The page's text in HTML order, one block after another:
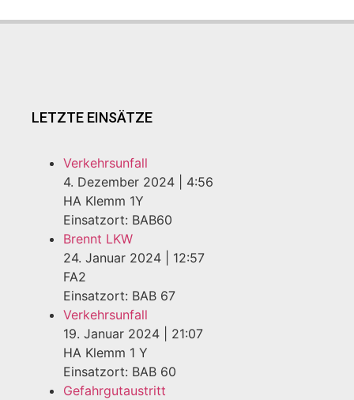
LETZTE EINSÄTZE
Verkehrsunfall
4. Dezember 2024
4:56
HA Klemm 1Y
Einsatzort: BAB60
Brennt LKW
24. Januar 2024
12:57
FA2
Einsatzort: BAB 67
Verkehrsunfall
19. Januar 2024
21:07
HA Klemm 1 Y
Einsatzort: BAB 60
Gefahrgutaustritt